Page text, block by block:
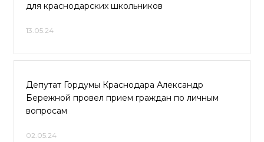
для краснодарских школьников
13.05.24
Депутат Гордумы Краснодара Александр
Бережной провел прием граждан по личным
вопросам
02.05.24